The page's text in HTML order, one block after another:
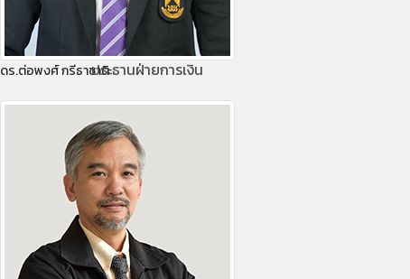
ร.ต่อพงศ์ กรีธาชาติประธานฝ่ายการเงิน